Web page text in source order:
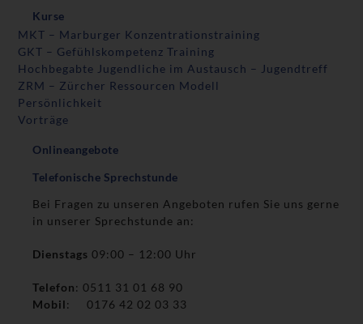
Kurse
MKT – Marburger Konzentrationstraining
GKT – Gefühlskompetenz Training
Hochbegabte Jugendliche im Austausch – Jugendtreff
ZRM – Zürcher Ressourcen Modell
Persönlichkeit
Vorträge
Onlineangebote
Telefonische Sprechstunde
Bei Fragen zu unseren Angeboten rufen Sie uns gerne
in unserer Sprechstunde an:
Dienstags09:00 – 12:00 Uhr
Telefon: 0511 31 01 68 90
Mobil: 0176 42 02 03 33